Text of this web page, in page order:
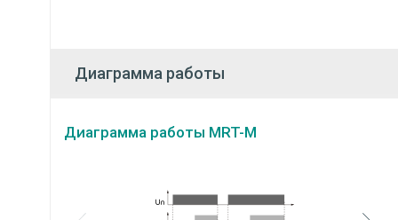
Диаграмма работы
Диаграмма работы MRT-M